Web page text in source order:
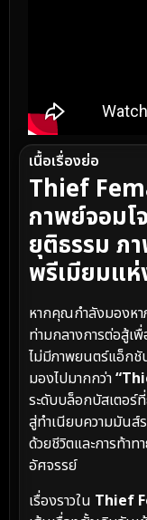
เนื้อเรื่องย่อ
Thief
กาพย์จอม
ยุติธรรม ภ
พรีเมียมแ
หากคุณกำลังมองหา
ท่ามกลางการต่อสู้เ
ไม่มีภาพยนตร์แอ็กชั
มองไปมากกว่า
ระดับบล็อกบัสเตอร์
สู่ทำเนียบความมันส์
ด้วยชีวิตและการท้า
อัศจรรย์
เรื่องราวใน Thief